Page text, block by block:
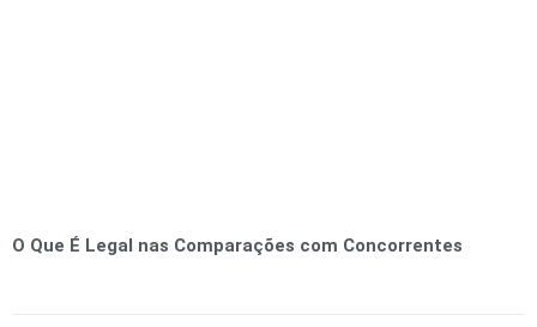
O Que É Legal nas Comparações com Concorrentes